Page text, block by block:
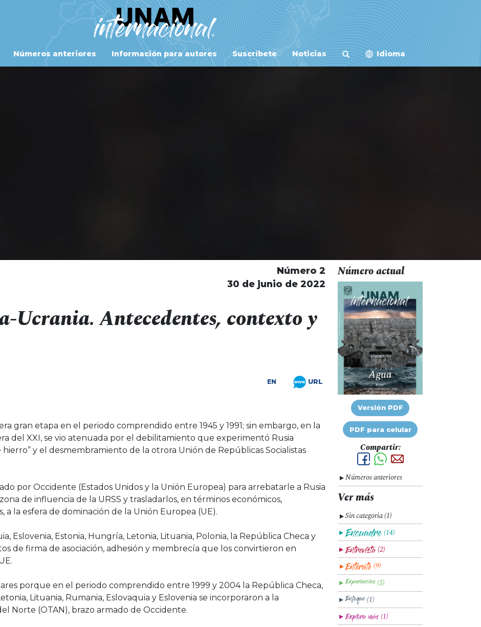
Números anteriores Información para autores Suscríbete Noticias Idioma
Número 2
30 de junio de 2022
Ucrania. Antecedentes, contexto y
EN URL
gran etapa en el periodo comprendido entre 1945 y 1991; sin embargo, en la
del XXI, se vio atenuada por el debilitamiento que experimentó Rusia
y el desmembramiento de la otrora Unión de Repúblicas Socialistas
por Occidente (Estados Unidos y la Unión Europea) para arrebatarle a Rusia
de influencia de la URSS y trasladarlos, en términos económicos,
a la esfera de dominación de la Unión Europea (UE).
Eslovenia, Estonia, Hungría, Letonia, Lituania, Polonia, la República Checa y
de firma de asociación, adhesión y membrecía que los convirtieron en
porque en el periodo comprendido entre 1999 y 2004 la República Checa,
Lituania, Rumania, Eslovaquia y Eslovenia se incorporaron a la
Norte (OTAN), brazo armado de Occidente.
Número actual
Versión PDF
PDF para celular
Compartir:
▼Números anteriores
Ver más
▼Sin categoria (1)
▼ (14)
▼ (2)
▼ (9)
▼ (3)
▼ (1)
▼ (1)